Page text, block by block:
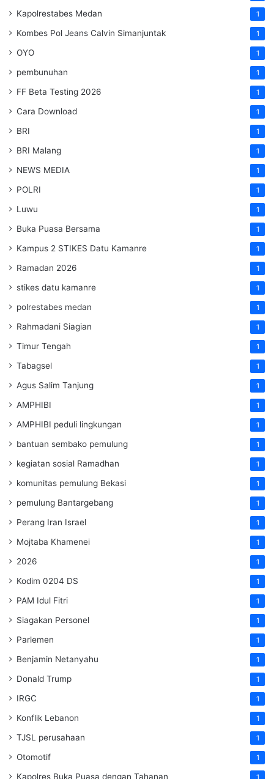
Kapolrestabes Medan 1
Kombes Pol Jeans Calvin Simanjuntak 1
OYO 1
pembunuhan 1
FF Beta Testing 2026 1
Cara Download 1
BRI 1
BRI Malang 1
NEWS MEDIA 1
POLRI 1
Luwu 1
Buka Puasa Bersama 1
Kampus 2 STIKES Datu Kamanre 1
Ramadan 2026 1
stikes datu kamanre 1
polrestabes medan 1
Rahmadani Siagian 1
Timur Tengah 1
Tabagsel 1
Agus Salim Tanjung 1
AMPHIBI 1
AMPHIBI peduli lingkungan 1
bantuan sembako pemulung 1
kegiatan sosial Ramadhan 1
komunitas pemulung Bekasi 1
pemulung Bantargebang 1
Perang Iran Israel 1
Mojtaba Khamenei 1
2026 1
Kodim 0204 DS 1
PAM Idul Fitri 1
Siagakan Personel 1
Parlemen 1
Benjamin Netanyahu 1
Donald Trump 1
IRGC 1
Konflik Lebanon 1
TJSL perusahaan 1
Otomotif 1
Kapolres Buka Puasa dengan Tahanan 1